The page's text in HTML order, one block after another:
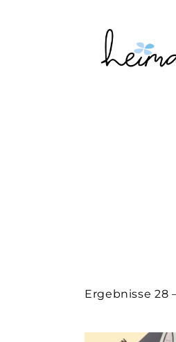
Ergebnisse 28